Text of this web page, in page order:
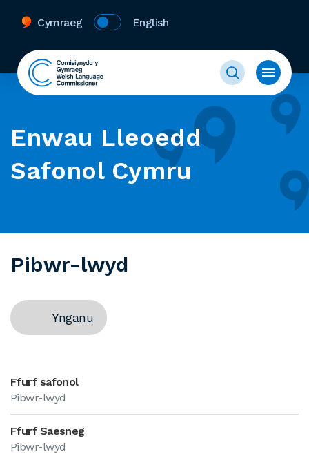
Cymraeg English
Enwau Lleoedd
Safonol Cymru
Pibwr-lwyd
Ynganu
Ffurf safonol
Pibwr-lwyd
Ffurf Saesneg
Pibwr-lwyd